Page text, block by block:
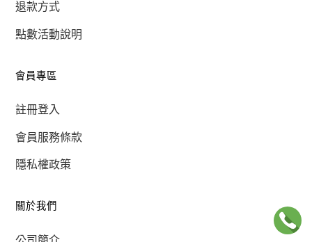
退款方式
點數活動說明
會員專區
註冊登入
會員服務條款
隱私權政策
關於我們